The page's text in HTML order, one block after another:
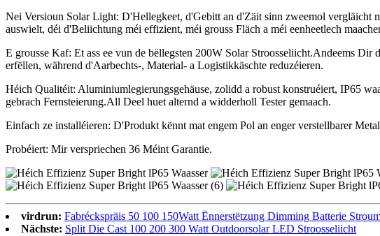
Nei Versioun Solar Light: D'Hellegkeet, d'Gebitt an d'Zäit sinn zweemol vergläicht
auswielt, déi d'Beliichtung méi effizient, méi grouss Fläch a méi eenheetlech
E grousse Kaf: Et ass ee vun de bëllegsten 200W Solar Stroosseliicht.Andeems
erfëllen, während d'Aarbechts-, Material- a Logistikkäschte reduzéieren.
Héich Qualitéit: Aluminiumlegierungsgehäuse, zolidd a robust konstruéiert, IP65
gebrach Fernsteierung.All Deel huet alternd a widderholl Tester gemaach.
Einfach ze installéieren: D'Produkt kënnt mat engem Pol an enger verstellbarer
Probéiert: Mir verspriechen 36 Méint Garantie.
virdrun: Fabréckspräis 50 100 150Watt Ënnerstëtzung Dimming Batterie
Nächste: Split Die Cast 100 200 300 Watt Outdoorsolar LED Stroosseliicht